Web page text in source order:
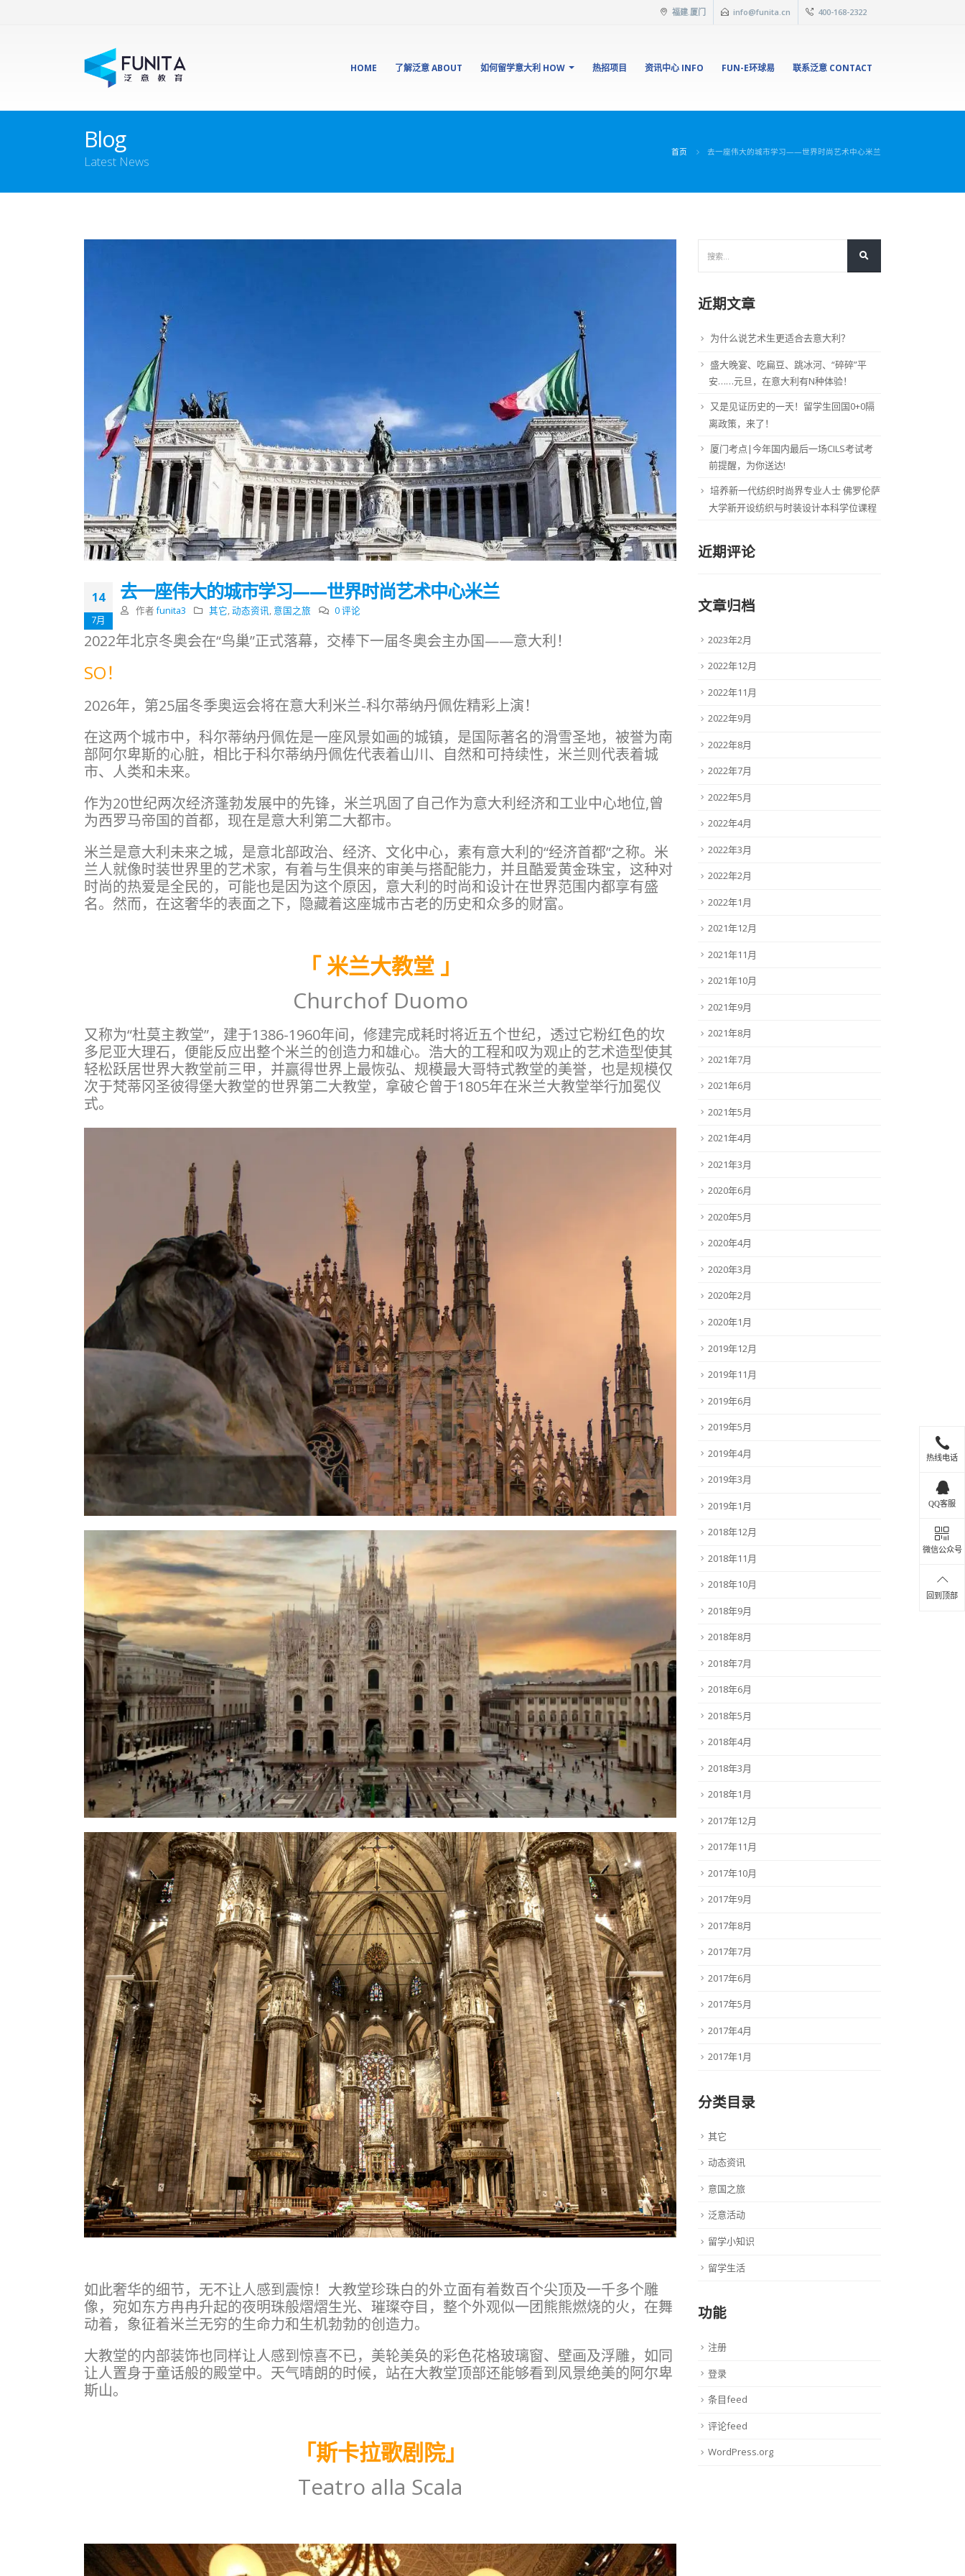
福建.厦门 info@funita.cn 400-168-2322
HOME 了解泛意 ABOUT 如何留学意大利 HOW 热招项目 资讯中心 INFO FUN-E环球易 联系泛意 CONTACT
Blog
Latest News
首页 去一座伟大的城市学习——世界时尚艺术中心米兰
14
7月
去一座伟大的城市学习——世界时尚艺术中心米兰
作者funita3 其它,动态资讯, 意国之旅 0 评论
2022年北京冬奥会在“鸟巢”正式落幕，交棒下一届冬奥会主办国——意大利！
SO！
2026年，第25届冬季奥运会将在意大利米兰-科尔蒂纳丹佩佐精彩上演！
在这两个城市中，科尔蒂纳丹佩佐是一座风景如画的城镇，是国际著名的滑雪圣地，被誉为南
部阿尔卑斯的心脏，相比于科尔蒂纳丹佩佐代表着山川、自然和可持续性，米兰则代表着城
市、人类和未来。
作为20世纪两次经济蓬勃发展中的先锋，米兰巩固了自己作为意大利经济和工业中心地位,曾
为西罗马帝国的首都，现在是意大利第二大都市。
米兰是意大利未来之城，是意北部政治、经济、文化中心，素有意大利的“经济首都”之称。米
兰人就像时装世界里的艺术家，有着与生俱来的审美与搭配能力，并且酷爱黄金珠宝，这种对
时尚的热爱是全民的，可能也是因为这个原因，意大利的时尚和设计在世界范围内都享有盛
名。然而，在这奢华的表面之下，隐藏着这座城市古老的历史和众多的财富。
「 米兰大教堂 」
Churchof Duomo
又称为“杜莫主教堂”，建于1386-1960年间，修建完成耗时将近五个世纪，透过它粉红色的坎
多尼亚大理石，便能反应出整个米兰的创造力和雄心。浩大的工程和叹为观止的艺术造型使其
轻松跃居世界大教堂前三甲，并赢得世界上最恢弘、规模最大哥特式教堂的美誉，也是规模仅
次于梵蒂冈圣彼得堡大教堂的世界第二大教堂，拿破仑曾于1805年在米兰大教堂举行加冕仪
式。
如此奢华的细节，无不让人感到震惊！大教堂珍珠白的外立面有着数百个尖顶及一千多个雕
像，宛如东方冉冉升起的夜明珠般熠熠生光、璀璨夺目，整个外观似一团熊熊燃烧的火，在舞
动着，象征着米兰无穷的生命力和生机勃勃的创造力。
大教堂的内部装饰也同样让人感到惊喜不已，美轮美奂的彩色花格玻璃窗、壁画及浮雕，如同
让人置身于童话般的殿堂中。天气晴朗的时候，站在大教堂顶部还能够看到风景绝美的阿尔卑
斯山。
「斯卡拉歌剧院」
Teatro alla Scala
热线电话
QQ客服
微信公众号
回到顶部
近期文章
为什么说艺术生更适合去意大利？
盛大晚宴、吃扁豆、跳冰河、“碎碎”平
安……元旦，在意大利有N种体验！
又是见证历史的一天！留学生回国0+0隔
离政策，来了！
厦门考点|今年国内最后一场CILS考试考
前提醒，为你送达!
培养新一代纺织时尚界专业人士 佛罗伦萨
大学新开设纺织与时装设计本科学位课程
近期评论
文章归档
2023年2月
2022年12月
2022年11月
2022年9月
2022年8月
2022年7月
2022年5月
2022年4月
2022年3月
2022年2月
2022年1月
2021年12月
2021年11月
2021年10月
2021年9月
2021年8月
2021年7月
2021年6月
2021年5月
2021年4月
2021年3月
2020年6月
2020年5月
2020年4月
2020年3月
2020年2月
2020年1月
2019年12月
2019年11月
2019年6月
2019年5月
2019年4月
2019年3月
2019年1月
2018年12月
2018年11月
2018年10月
2018年9月
2018年8月
2018年7月
2018年6月
2018年5月
2018年4月
2018年3月
2018年1月
2017年12月
2017年11月
2017年10月
2017年9月
2017年8月
2017年7月
2017年6月
2017年5月
2017年4月
2017年1月
分类目录
其它
动态资讯
意国之旅
泛意活动
留学小知识
留学生活
功能
注册
登录
条目feed
评论feed
WordPress.org